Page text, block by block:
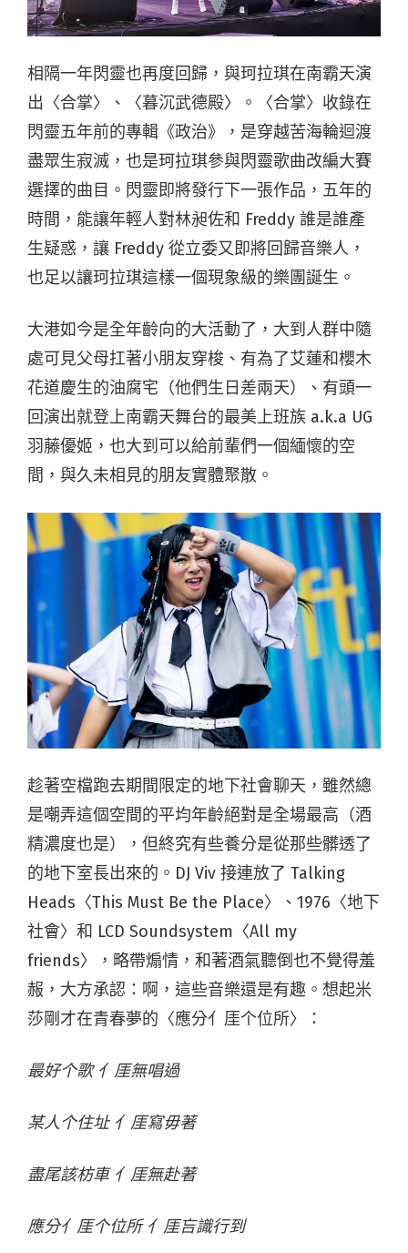
相隔一年閃靈也再度回歸，與珂拉琪在南霸天演
出〈合掌〉、〈暮沉武德殿〉。〈合掌〉收錄在
閃靈五年前的專輯《政治》，是穿越苦海輪迴渡
盡眾生寂滅，也是珂拉琪參與閃靈歌曲改編大賽
選擇的曲目。閃靈即將發行下一張作品，五年的
時間，能讓年輕人對林昶佐和 Freddy 誰是誰產
生疑惑，讓 Freddy 從立委又即將回歸音樂人，
也足以讓珂拉琪這樣一個現象級的樂團誕生。
大港如今是全年齡向的大活動了，大到人群中隨
處可見父母扛著小朋友穿梭、有為了艾蓮和櫻木
花道慶生的油腐宅（他們生日差兩天）、有頭一
回演出就登上南霸天舞台的最美上班族 a.k.a UG
羽藤優姬，也大到可以給前輩們一個緬懷的空
間，與久未相見的朋友實體聚散。
趁著空檔跑去期間限定的地下社會聊天，雖然總
是嘲弄這個空間的平均年齡絕對是全場最高（酒
精濃度也是），但終究有些養分是從那些髒透了
的地下室長出來的。DJ Viv 接連放了 Talking
Heads〈This Must Be the Place〉、1976〈地下
社會〉和 LCD Soundsystem〈All my
friends〉，略帶煽情，和著酒氣聽倒也不覺得羞
赧，大方承認：啊，這些音樂還是有趣。想起米
莎剛才在青春夢的〈應分亻厓个位所〉：
最好个歌 亻厓無唱過
某人个住址 亻厓寫毋著
盡尾該枋車 亻厓無赴著
應分亻厓个位所 亻厓吂識行到